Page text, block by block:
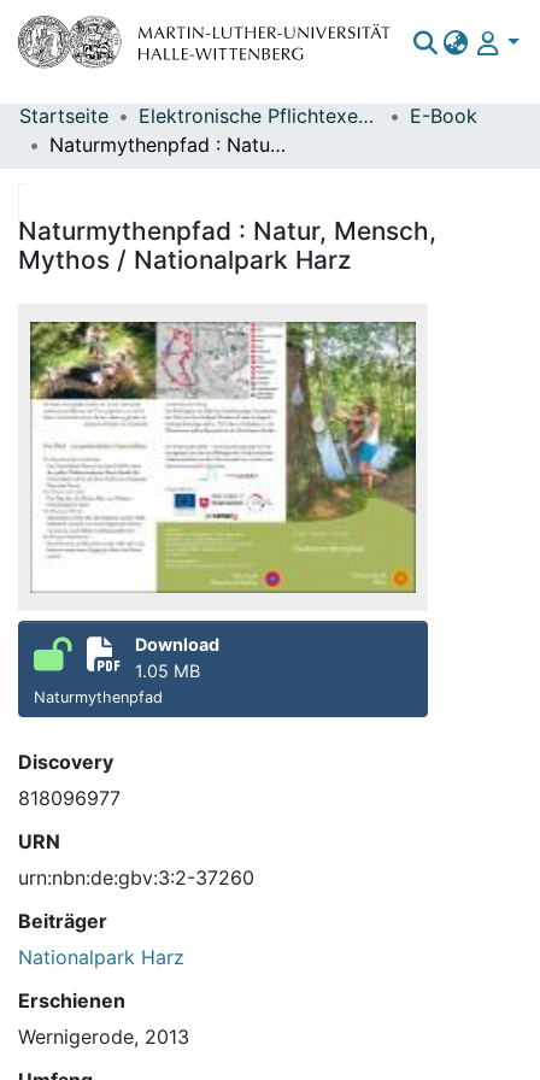
Bereiche & Sammlungen
Statistiken
Startseite Elektronische Pflichtexemplare
E-Book
Naturmythenpfad : Natur, Mensch, Mythos / Nationalpark Harz
Naturmythenpfad : Natur, Mensch,
Mythos / Nationalpark Harz
Download
1.05 MB
Naturmythenpfad
Discovery
818096977
URN
urn:nbn:de:gbv:3:2-37260
Beiträger
Nationalpark Harz
Erschienen
Wernigerode, 2013